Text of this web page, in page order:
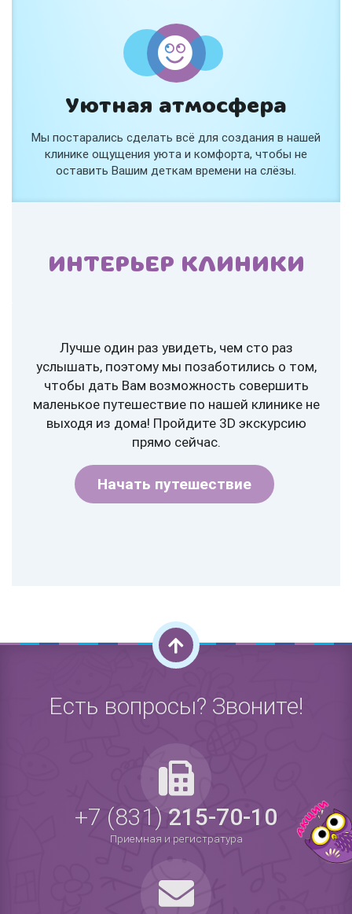
Уютная атмосфера
Мы постарались сделать всё для создания в нашей
клинике ощущения уюта и комфорта, чтобы не
оставить Вашим деткам времени на слёзы.
ИНТЕРЬЕР КЛИНИКИ
Лучше один раз увидеть, чем сто раз
услышать, поэтому мы позаботились о том,
чтобы дать Вам возможность совершить
маленькое путешествие по нашей клинике не
выходя из дома! Пройдите 3D экскурсию
прямо сейчас.
Начать путешествие
Есть вопросы? Звоните!
+7 (831)215-70-10
Приемная и регистратура